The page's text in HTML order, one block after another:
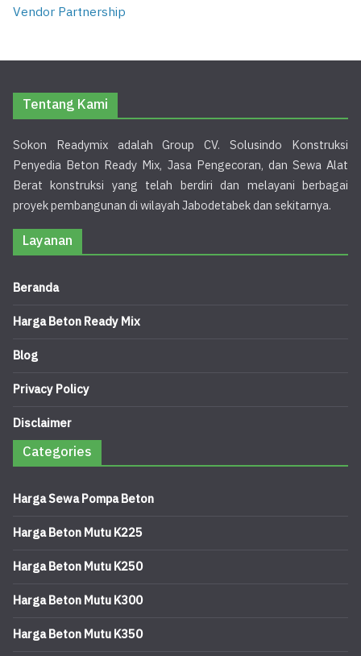
Vendor Partnership
Tentang Kami
Sokon Readymix adalah Group CV. Solusindo Konstruksi
Penyedia Beton Ready Mix, Jasa Pengecoran, dan Sewa Alat
Berat konstruksi yang telah berdiri dan melayani berbagai
proyek pembangunan di wilayah Jabodetabek dan sekitarnya.
Layanan
Beranda
Harga Beton Ready Mix
Blog
Privacy Policy
Disclaimer
Categories
Harga Sewa Pompa Beton
Harga Beton Mutu K225
Harga Beton Mutu K250
Harga Beton Mutu K300
Harga Beton Mutu K350